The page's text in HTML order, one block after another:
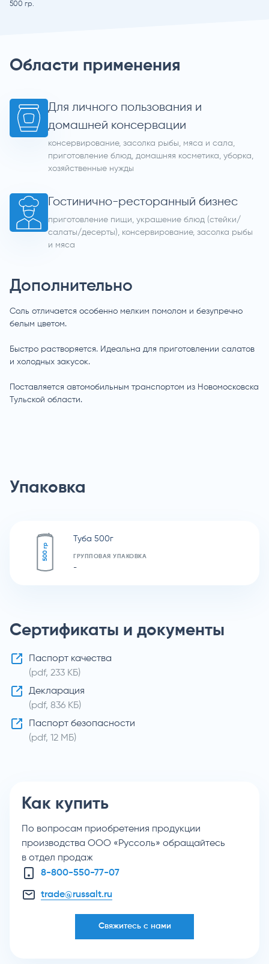
500 гр.
Области применения
Для личного пользования и
домашней консервации
консервирование, засолка рыбы, мяса и сала,
приготовление блюд, домашняя косметика, уборка,
хозяйственные нужды
Гостинично-ресторанный бизнес
приготовление пищи, украшение блюд (стейки/
салаты/десерты), консервирование, засолка рыбы
и мяса
Дополнительно
Соль отличается особенно мелким помолом и безупречно
белым цветом.
Быстро растворяется. Идеальна для приготовлении салатов
и холодных закусок.
Поставляется автомобильным транспортом из Новомосковска
Тульской области.
Упаковка
Туба 500г
ГРУППОВАЯ УПАКОВКА
-
Сертификаты и документы
Паспорт качества
(pdf, 233 КБ)
Декларация
(pdf, 836 КБ)
Паспорт безопасности
(pdf, 12 МБ)
Как купить
По вопросам приобретения продукции
производства ООО «Руссоль» обращайтесь
в отдел продаж
8-800-550-77-07
trade@russalt.ru
Свяжитесь с нами